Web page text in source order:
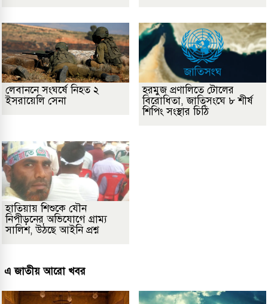
লেবাননে সংঘর্ষে নিহত ২
ইসরায়েলি সেনা
হরমুজ প্রণালিতে টোলের
বিরোধিতা, জাতিসংঘে ৮ শীর্ষ
শিপিং সংস্থার চিঠি
হাতিয়ায় শিশুকে যৌন
নিপীড়নের অভিযোগে গ্রাম্য
সালিশ, উঠছে আইনি প্রশ্ন
এ জাতীয় আরো খবর